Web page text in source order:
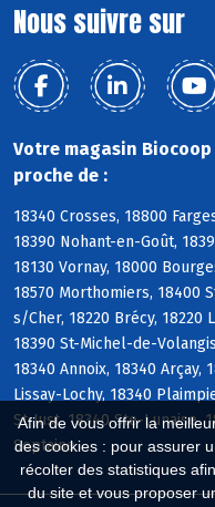
Afin de vous offrir la
des cookies : pour assurer
récolter des statistiques
du site et vous proposer
Nous suivre sur
Votre magasin
proche de :
18340 Crosses, 18800
18390 Nohant-en-Goût,
18130 Vornay, 18000
18570 Morthomiers, 18400
s/Cher, 18220 Brécy, 18220
18390 St-Michel-de-
18340 Annoix, 18340 Arçay,
Lissay-Lochy, 18340
St-Just, 18340 Ste-Lunaise,
Septaine